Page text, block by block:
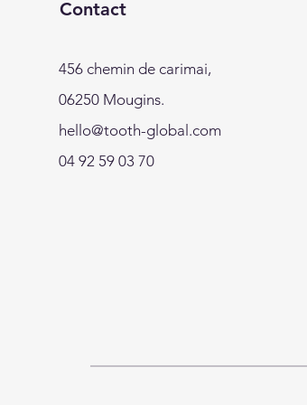
Contact
456 chemin de carimai,
06250 Mougins.
hello@tooth-global.com
04 92 59 03 70